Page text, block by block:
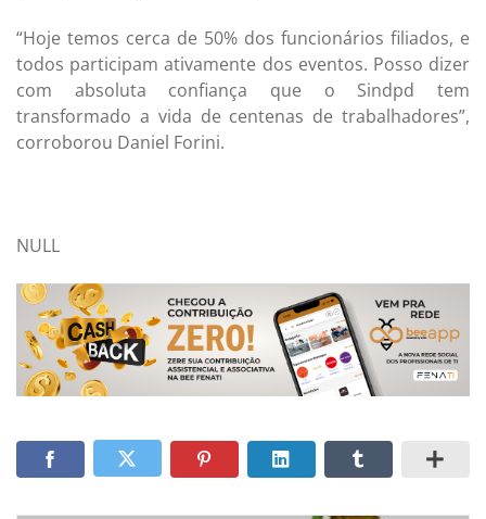
“Hoje temos cerca de 50% dos funcionários filiados, e
todos participam ativamente dos eventos. Posso dizer
com absoluta confiança que o Sindpd tem
transformado a vida de centenas de trabalhadores”,
corroborou Daniel Forini.
NULL